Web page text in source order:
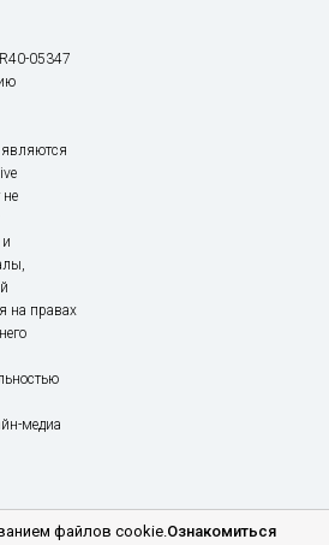
05347
на правах
медиа
файлов cookie.Ознакомиться